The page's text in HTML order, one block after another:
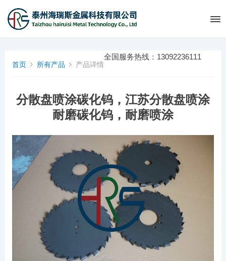
全国服务热线：13092236111
首页 所有产品 产品详情
分散盘喷涂碳化钨，江苏分散盘喷涂
耐磨碳化钨，耐磨喷涂